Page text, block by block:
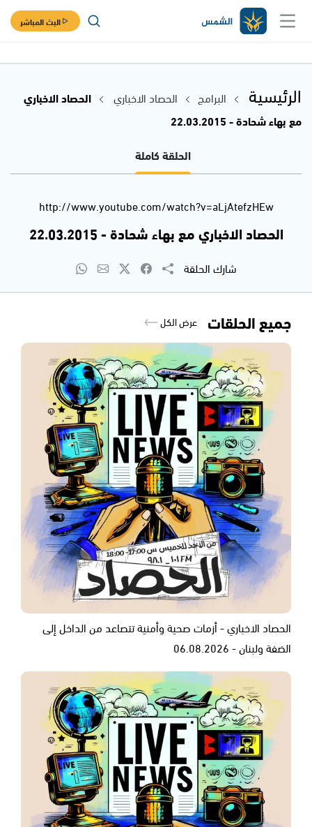
البث المباشر
الرئيسية البرامج الحصاد الاخباري
الحصاد الاخباري
مع بهاء شحادة - 22.03.2015
الحلقة كاملة
http://www.youtube.com/watch?v=aLjAtefzHEw
الحصاد الاخباري مع بهاء شحادة - 22.03.2015
شارك الحلقة
جميع الحلقات عرض الكل
الحصاد الاخباري - أزمات صحية وأمنية تتصاعد من الداخل إلى
الضفة ولبنان - 06.08.2026